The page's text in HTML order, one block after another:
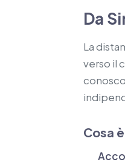
Da
La
verso il
Cosa